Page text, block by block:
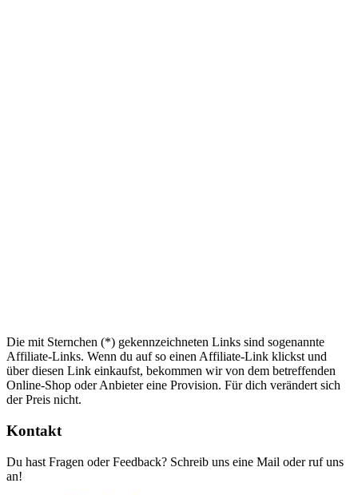
Die mit Sternchen (*) gekennzeichneten Links sind sogenannte
Affiliate-Links. Wenn du auf so einen Affiliate-Link klickst und
über diesen Link einkaufst, bekommen wir von dem betreffenden
Online-Shop oder Anbieter eine Provision. Für dich verändert sich
der Preis nicht.
Kontakt
Du hast Fragen oder Feedback? Schreib uns eine Mail oder ruf uns
an!